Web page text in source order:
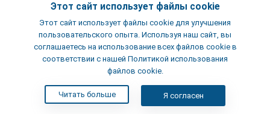
Этот сайт использует файлы cookie
Этот сайт использует файлы cookie для улучшения
пользовательского опыта. Используя наш сайт, вы
соглашаетесь на использование всех файлов cookie в
соответствии с нашей Политикой использования
файлов cookie.
Читать больше Я согласен
Добавить Заведение